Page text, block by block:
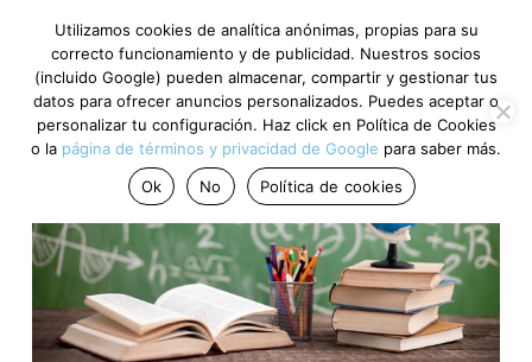
Utilizamos cookies de analítica anónimas, propias para su
correcto funcionamiento y de publicidad. Nuestros socios
(incluido Google) pueden almacenar, compartir y gestionar tus
datos para ofrecer anuncios personalizados. Puedes aceptar o
personalizar tu configuración. Haz click en Política de Cookies
o la página de términos y privacidad de Google para saber más.
Ok
No Política de cookies